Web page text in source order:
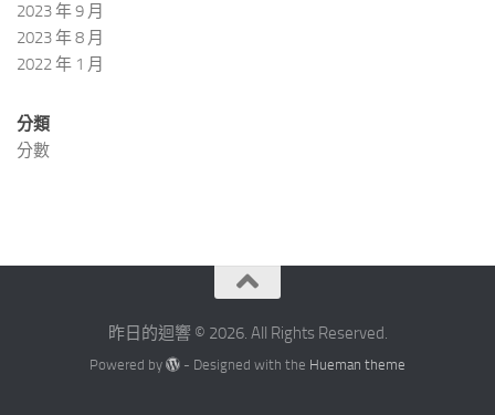
2023 年 9 月
2023 年 8 月
2022 年 1 月
分類
分數
昨日的迴響 © 2026. All Rights Reserved.
Powered by - Designed with the Hueman theme